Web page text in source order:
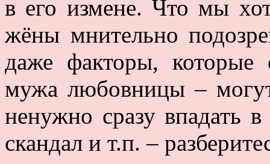
в его измене. Что мы
жёны мнительно
даже факторы, которые
мужа любовницы –
ненужно сразу впадать
скандал и т.п. –